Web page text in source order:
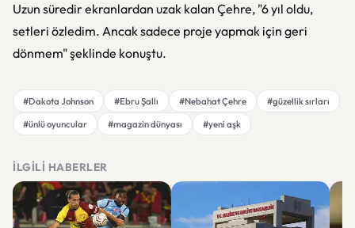
Uzun süredir ekranlardan uzak kalan Çehre, "6 yıl oldu,
setleri özledim. Ancak sadece proje yapmak için geri
dönmem" şeklinde konuştu.
#Dakota Johnson #Ebru Şallı #Nebahat Çehre
#güzellik sırları
#ünlü oyuncular
#magazin dünyası #yeni aşk
İLGILI HABERLER